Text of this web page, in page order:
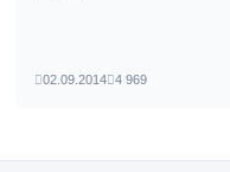
02.09.2014 4 969